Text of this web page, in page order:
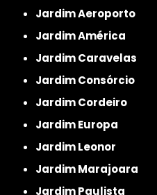
Jardim Aeroporto
Jardim América
Jardim Caravelas
Jardim Consórcio
Jardim Cordeiro
Jardim Europa
Jardim Leonor
Jardim Marajoara
Jardim Paulista